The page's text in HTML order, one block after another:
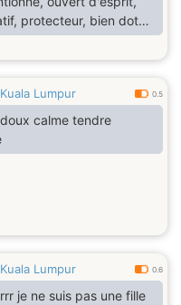
protecteur, bien doté
la vie,
ouvertement,
Lumpur 0.5
calme tendre
Lumpur 0.6
je ne suis pas une fille